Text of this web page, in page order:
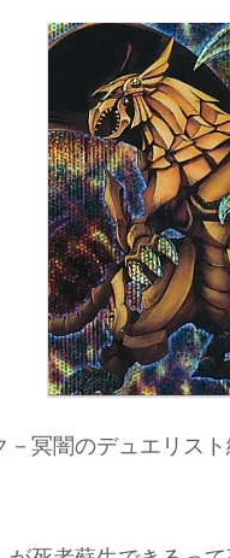
－冥闇のデュエリス